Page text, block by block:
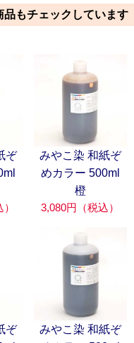
もチェックしています
ぞ
みやこ染 和紙ぞ
めカラー 500ml
橙
3,080円（税込）
ぞ
みやこ染 和紙ぞ